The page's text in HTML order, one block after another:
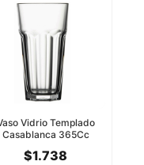
Vidrio Templado
Casablanca 365Cc
$1.738